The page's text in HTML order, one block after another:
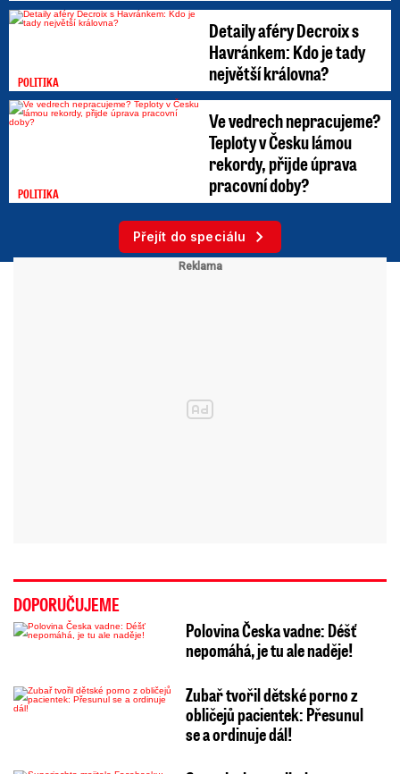
POLITIKA
Detaily aféry Decroix s
Havránkem: Kdo je tady
největší královna?
POLITIKA
Ve vedrech nepracujeme?
Teploty v Česku lámou
rekordy, přijde úprava
pracovní doby?
Přejít do speciálu
DOPORUČUJEME
Polovina Česka vadne: Déšť
nepomáhá, je tu ale naděje!
Zubař tvořil dětské porno z
obličejů pacientek: Přesunul
se a ordinuje dál!